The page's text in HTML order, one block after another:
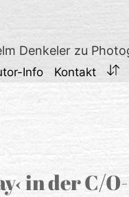
Denkeler zu
Info Kontakt
in der C/